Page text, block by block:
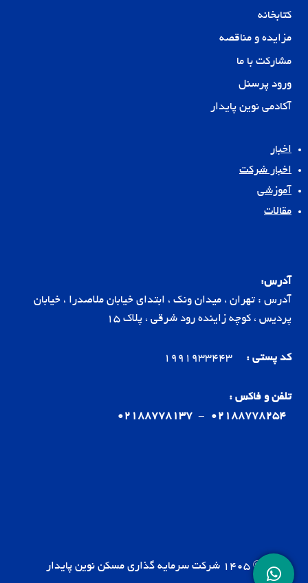
کتابخانه
مزایده و مناقصه
مشارکت با ما
ورود پرسنل
آکادمی نوین پایدار
اخبار
اخبار شرکت
آموزشی
مقالات
آدرس:
آدرس : تهران ، میدان ونک ، ابتدای خیابان ملاصدرا ، خیابان
پردیس ، کوچه زاینده رود شرقی ، پلاک 15
کد پستی :
تلفن و فاکس :
02188778254
-
02188778137
© 1405 شرکت سرمایه گذاری مسکن نوین پایدار